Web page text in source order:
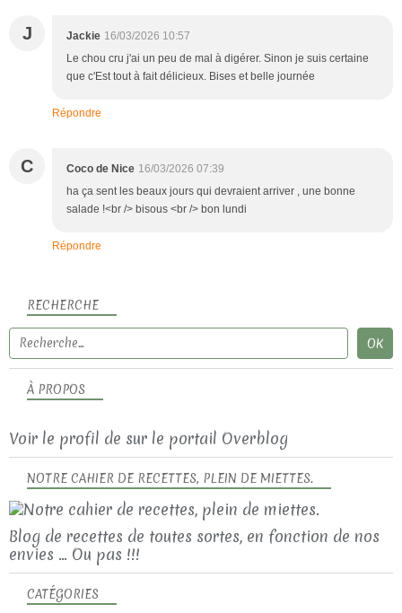
J Jackie 16/03/2026 10:57
Le chou cru j'ai un peu de mal à digérer. Sinon je suis certaine
que c'Est tout à fait délicieux. Bises et belle journée
Répondre
C Coco de Nice 16/03/2026 07:39
ha ça sent les beaux jours qui devraient arriver , une bonne
salade !<br /> bisous <br /> bon lundi
Répondre
RECHERCHE
NOTRE CAHIER DE RECETTES, PLEIN DE MIETTES.
Blog de recettes de toutes sortes, en fonction de nos
envies ... Ou pas !!!
À PROPOS
Voir le profil de sur le portail Overblog
CATÉGORIES